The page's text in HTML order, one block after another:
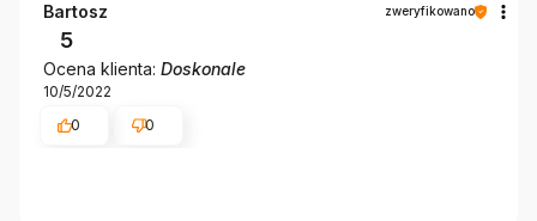
Bartosz zweryfikowano
5
Ocena klienta: Doskonale
10/5/2022
0
0